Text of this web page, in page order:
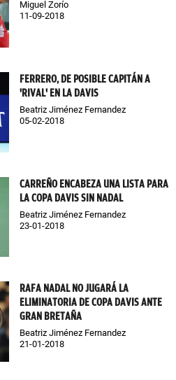
Miguel Zorío
11-09-2018
FERRERO, DE POSIBLE CAPITÁN A
'RIVAL' EN LA DAVIS
Beatriz Jiménez Fernandez
05-02-2018
CARREÑO ENCABEZA UNA LISTA PARA
LA COPA DAVIS SIN NADAL
Beatriz Jiménez Fernandez
23-01-2018
RAFA NADAL NO JUGARÁ LA
ELIMINATORIA DE COPA DAVIS ANTE
GRAN BRETAÑA
Beatriz Jiménez Fernandez
21-01-2018